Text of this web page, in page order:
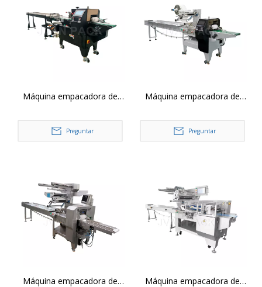
Máquina empacadora de
servo SZ-1000 3
Preguntar
Máquina empacadora de
servo SZ-180 3
Preguntar
Máquina empacadora de
Máquina empacadora de